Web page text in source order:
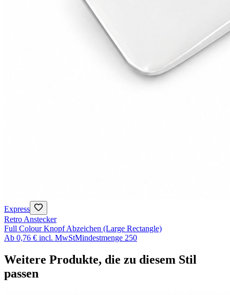
Express
Retro Anstecker
Full Colour Knopf Abzeichen (Large Rectangle)
Ab 0,76 € incl. MwStMindestmenge 250
Weitere Produkte, die zu diesem Stil
passen